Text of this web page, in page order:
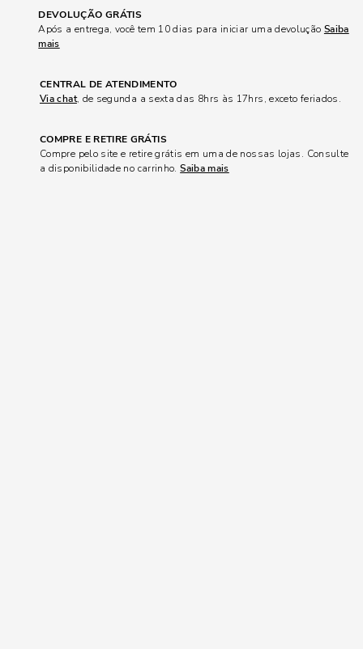
DEVOLUÇÃO GRÁTIS
Após a entrega, você tem 10 dias para iniciar uma devolução Saiba
mais
CENTRAL DE ATENDIMENTO
Via chat, de segunda a sexta das 8hrs às 17hrs, exceto feriados.
COMPRE E RETIRE GRÁTIS
Compre pelo site e retire grátis em uma de nossas lojas. Consulte
a disponibilidade no carrinho.Saiba mais